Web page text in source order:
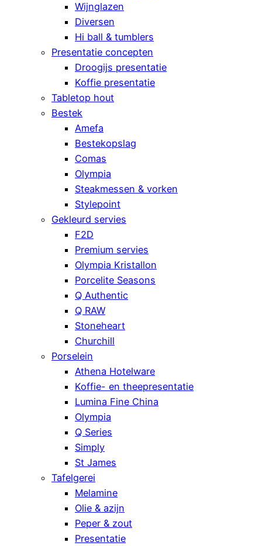
Wijnglazen
Diversen
Hi ball & tumblers
Presentatie concepten
Droogijs presentatie
Koffie presentatie
Tabletop hout
Bestek
Amefa
Bestekopslag
Comas
Olympia
Steakmessen & vorken
Stylepoint
Gekleurd servies
F2D
Premium servies
Olympia Kristallon
Porcelite Seasons
Q Authentic
Q RAW
Stoneheart
Churchill
Porselein
Athena Hotelware
Koffie- en theepresentatie
Lumina Fine China
Olympia
Q Series
Simply
St James
Tafelgerei
Melamine
Olie & azijn
Peper & zout
Presentatie